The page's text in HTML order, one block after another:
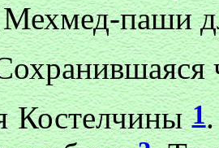
паши
Костелчины1